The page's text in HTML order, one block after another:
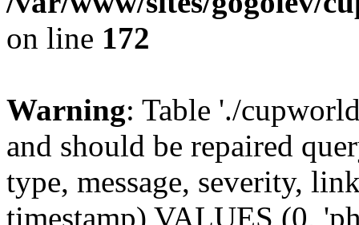
on line 172
Warning: Table './
and should be repaired
type, message, severity,
timestamp) VALUES (0,